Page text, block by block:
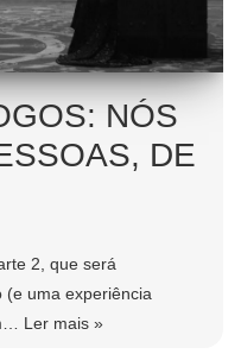
NÓS
DE
2, que será
(e uma experiência
Ler mais »